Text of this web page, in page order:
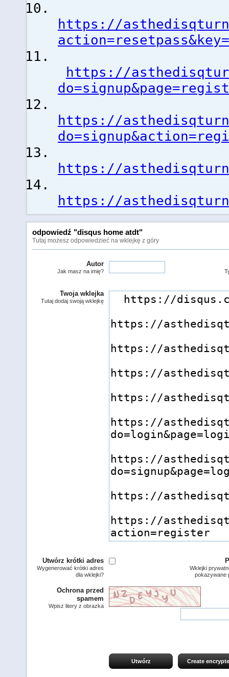
https://
action=resetpass&key=
https://
https://
https://
https://
odpowiedź "disqus home atdt"
Tutaj możesz odpowiedzieć na wklejkę z góry
Autor
Jak masz na imię?
Twoja wklejka
Tutaj dodaj swoją wklejkę
Utwórz krótki adres
Wygenerować krótki adres
dla wklejki?
Wklejki
pokazywane
Ochrona przed
spamem
Wpisz litery z obrazka
Utwórz Create